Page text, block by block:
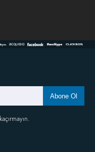
Abone Ol